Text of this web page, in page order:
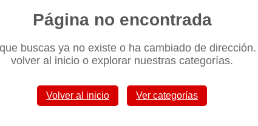
Página no encontrada
buscas ya no existe o ha cambiado de
volver al inicio o explorar nuestras categorías.
Volver al inicio Ver categorías